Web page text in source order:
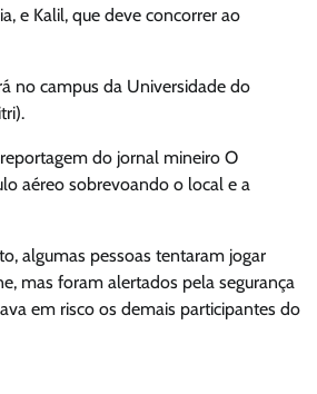
e Kalil, que deve concorrer ao
no campus da Universidade do
do jornal mineiro O
aéreo sobrevoando o local e a
algumas pessoas tentaram jogar
mas foram alertados pela segurança
em risco os demais participantes do